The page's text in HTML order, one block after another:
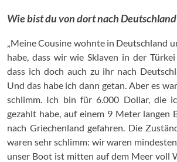
Wie bist du von dort nach
„Meine Cousine wohnte in Deutschland
habe, dass wir wie Sklaven in der Türkei
dass ich doch auch zu ihr nach
Und das habe ich dann getan. Aber es
schlimm. Ich bin für 6.000 Dollar, die
gezahlt habe, auf einem 9 Meter langen
nach Griechenland gefahren. Die
waren sehr schlimm: wir waren
unser Boot ist mitten auf dem Meer voll